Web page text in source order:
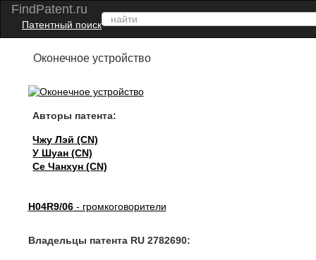
FindPatent.ru
Патентный поиск
Оконечное устройство
Авторы патента:
Чжу Лэй (CN)
У Шуан (CN)
Се Чанхун (CN)
H04R9/06- громкоговорители
Владельцы патента RU 2782690: